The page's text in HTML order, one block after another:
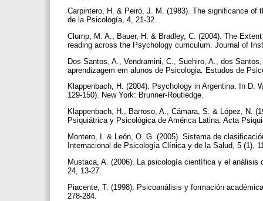
Carpintero, H. & Peiró, J. M. (1983). The significance
de la Psicología, 4, 21-32.
Clump, M. A., Bauer, H. & Bradley, C. (2004). The
reading across the Psychology curriculum. Journal of
Dos Santos, A., Vendramini, C., Suehiro, A., dos
aprendizagem em alunos de Psicologia. Estudos de
Klappenbach, H. (2004). Psychology in Argentina. In D.
129-150). New York: Brunner-Routledge.
Klappenbach, H., Barroso, A., Cámara, S. & López, N.
Psiquiátrica y Psicológica de América Latina. Acta
Montero, I. & León, O. G. (2005). Sistema de
Internacional de Psicología Clínica y de la Salud, 5 (1),
Mustaca, A. (2006). La psicología científica y el análisis
24, 13-27.
Piacente, T. (1998). Psicoanálisis y formación
278-284.